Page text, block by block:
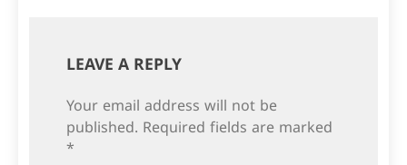
LEAVE A REPLY
Your email address will not be
published. Required fields are marked
*